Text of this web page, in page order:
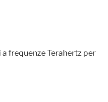
frequenze Terahertz per